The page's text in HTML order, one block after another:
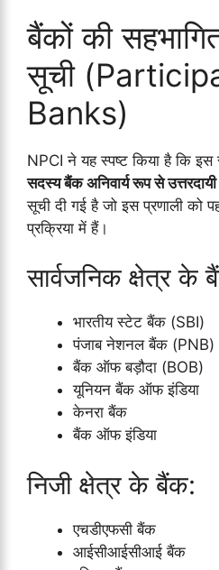
बैंकों की
सूची
Banks)
NPCI ने यह स्पष्ट किया है कि इस
सदस्य बैंक अनिवार्य रूप से
सूची दी गई है जो इस प्रणाली को
प्रक्रिया में हैं।
सार्वजनिक क्षेत्र के
भारतीय स्टेट बैंक (SBI)
पंजाब नेशनल बैंक (PNB)
बैंक ऑफ बड़ौदा (BOB)
यूनियन बैंक ऑफ इंडिया
केनरा बैंक
बैंक ऑफ इंडिया
निजी क्षेत्र के बैंक:
एचडीएफसी बैंक
आईसीआईसीआई बैंक